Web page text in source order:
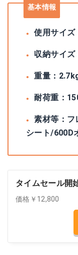
基本情報
使用サイ
収納サイ
重量：
耐荷重：
素材等：フ
シート/600D
タイムセール開
価格￥12,800